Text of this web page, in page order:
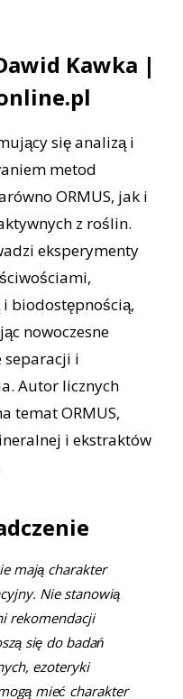
Kawka |
się analizą i
metod
ORMUS, jak i
z roślin.
eksperymenty
biodostępnością,
nowoczesne
separacji i
Autor licznych
temat ORMUS,
i ekstraktów
mają charakter
Nie stanowią
rekomendacji
się do badań
ezoteryki
mieć charakter